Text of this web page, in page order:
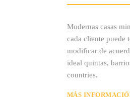
Modernas casas
cada cliente puede
modificar de
ideal quintas,
countries.
MÁS